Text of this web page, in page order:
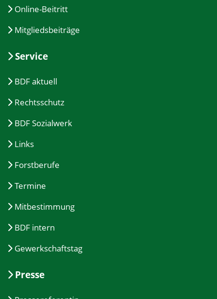
Online-Beitritt
Mitgliedsbeiträge
Service
BDF aktuell
Rechtsschutz
BDF Sozialwerk
Links
Forstberufe
Termine
Mitbestimmung
BDF intern
Gewerkschaftstag
Presse